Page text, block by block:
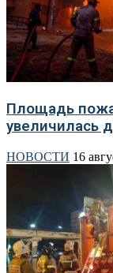
Площадь
увеличилась
НОВОСТИ 16